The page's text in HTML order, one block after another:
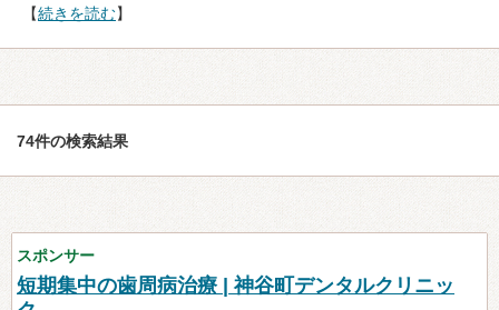
【続きを読む】
74件の検索結果